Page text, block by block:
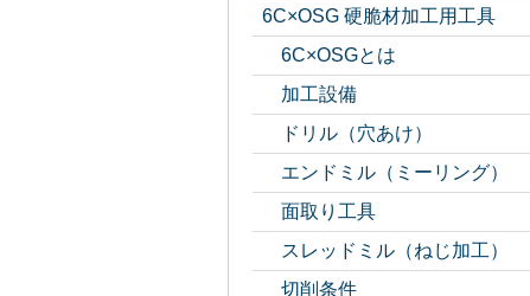
6C×OSG 硬脆材加工用工具
6C×OSGとは
加工設備
ドリル（穴あけ）
エンドミル（ミーリング）
面取り工具
スレッドミル（ねじ加工）
切削条件